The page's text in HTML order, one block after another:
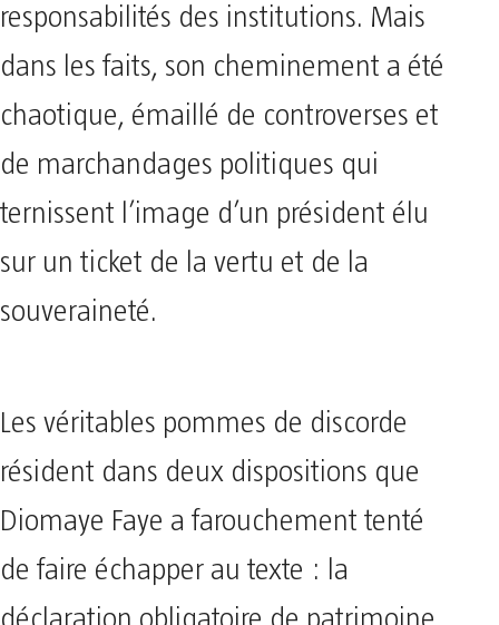
responsabilités des institutions. Mais
dans les faits, son cheminement a été
chaotique, émaillé de controverses et
de marchandages politiques qui
ternissent l’image d’un président élu
sur un ticket de la vertu et de la
souveraineté.
Les véritables pommes de discorde
résident dans deux dispositions que
Diomaye Faye a farouchement tenté
de faire échapper au texte : la